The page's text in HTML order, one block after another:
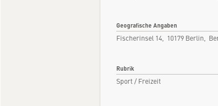
Geografische Angaben
Fischerinsel 14, 10179 Berlin,
Rubrik
Sport / Freizeit